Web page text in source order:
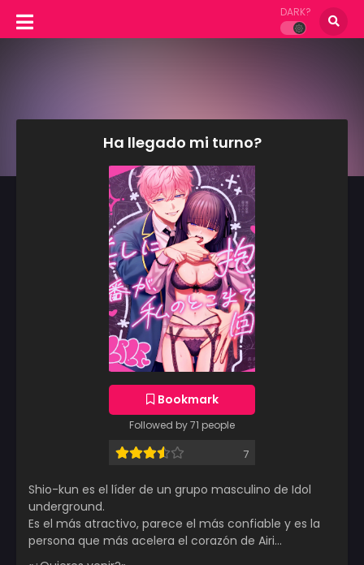
DARK?
Ha llegado mi turno?
Bookmark
Followed by 71 people
7
Shio-kun es el líder de un grupo masculino de Idol
underground.
Es el más atractivo, parece el más confiable y es la
persona que más acelera el corazón de Airi…